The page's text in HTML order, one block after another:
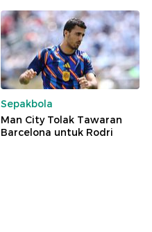
Sepakbola
Man City Tolak Tawaran
Barcelona untuk Rodri